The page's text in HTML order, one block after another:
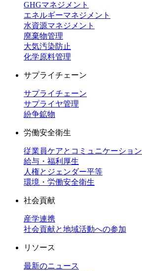
GHGマネジメント
エネルギーマネジメント
水資源マネジメント
廃棄物管理
大気汚染防止
化学原料管理
サプライチェーン
サプライチェーン
サプライヤ管理
紛争鉱物
労働安全衛生
従業員ケアとコミュニケーション
給与・福利厚生
人権とジェンダー平等
環境・労働安全衛生
社会貢献
産学連携
社会貢献と地域活動への参加
リソース
最新のニュース